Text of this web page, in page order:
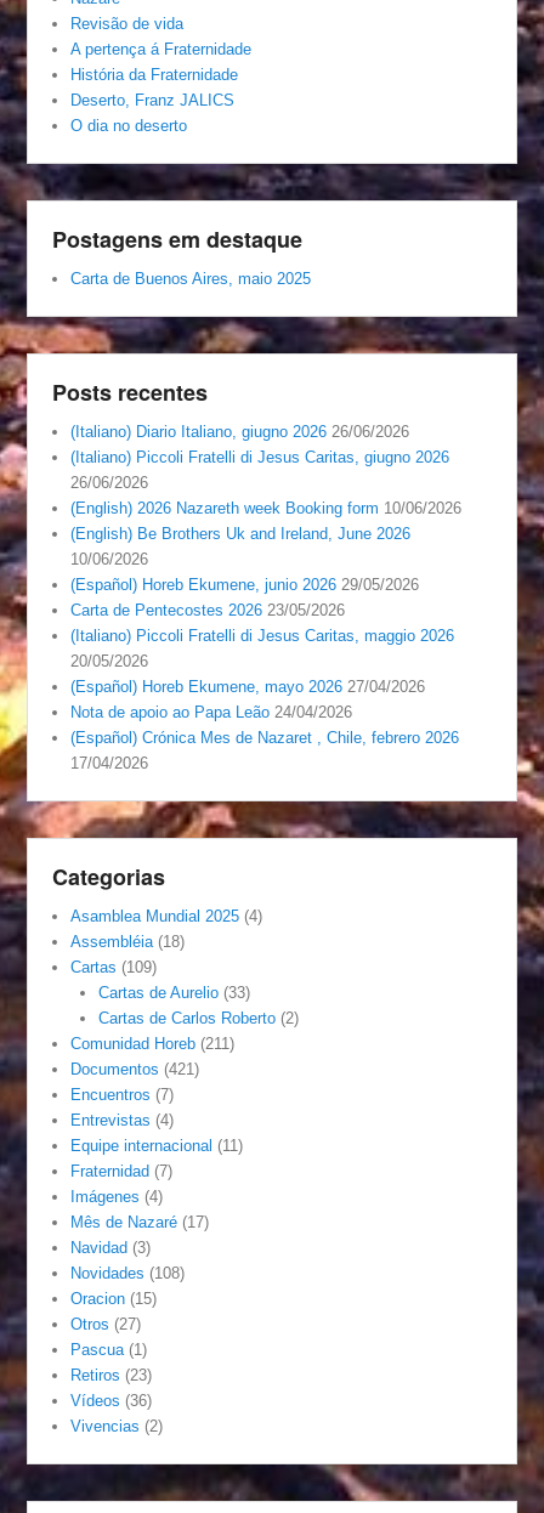
Revisão de vida
A pertença á Fraternidade
História da Fraternidade
Deserto, Franz JALICS
O dia no deserto
Postagens em destaque
Carta de Buenos Aires, maio 2025
Posts recentes
(Italiano) Diario Italiano, giugno 2026 26/06/2026
(Italiano) Piccoli Fratelli di Jesus Caritas, giugno 2026
26/06/2026
(English) 2026 Nazareth week Booking form 10/06/2026
(English) Be Brothers Uk and Ireland, June 2026
10/06/2026
(Español) Horeb Ekumene, junio 2026 29/05/2026
Carta de Pentecostes 2026 23/05/2026
(Italiano) Piccoli Fratelli di Jesus Caritas, maggio 2026
20/05/2026
(Español) Horeb Ekumene, mayo 2026 27/04/2026
Nota de apoio ao Papa Leão 24/04/2026
(Español) Crónica Mes de Nazaret , Chile, febrero 2026
17/04/2026
Categorias
Asamblea Mundial 2025 (4)
Assembléia (18)
Cartas (109)
Cartas de Aurelio(33)
Cartas de Carlos Roberto(2)
Comunidad Horeb (211)
Documentos (421)
Encuentros (7)
Entrevistas (4)
Equipe internacional (11)
Fraternidad (7)
Imágenes (4)
Mês de Nazaré (17)
Navidad (3)
Novidades (108)
Oracion (15)
Otros (27)
Pascua (1)
Retiros (23)
Vídeos (36)
Vivencias (2)